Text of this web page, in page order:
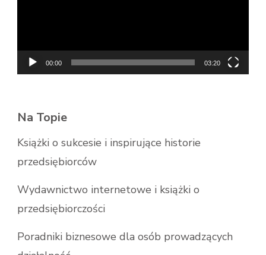
00:00 03:20
Na Topie
Książki o sukcesie i inspirujące historie
przedsiębiorców
Wydawnictwo internetowe i książki o
przedsiębiorczości
Poradniki biznesowe dla osób prowadzących